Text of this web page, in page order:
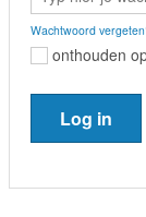
Wachtwoord
onthouden